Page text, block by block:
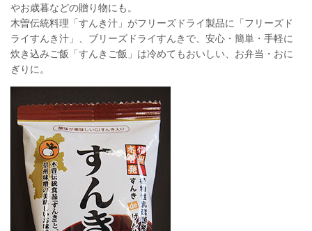
やお歳暮などの贈り物にも。
木曽伝統料理「すんき汁」がフリーズドライ製品に「フリーズド
ライすんき汁」、ブリーズドライすんきで、安心・簡単・手軽に
炊き込みご飯「すんきご飯」は冷めてもおいしい、お弁当・おに
ぎりに。